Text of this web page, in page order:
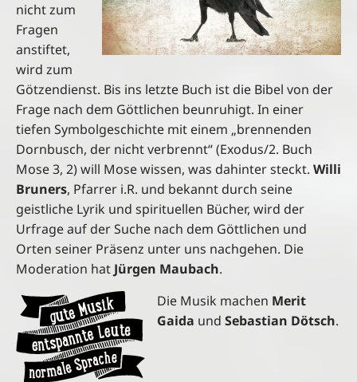
nicht zum
Fragen
anstiftet,
wird zum
Götzendienst. Bis ins letzte Buch ist die Bibel von der
Frage nach dem Göttlichen beunruhigt. In einer
tiefen Symbolgeschichte mit einem „brennenden
Dornbusch, der nicht verbrennt“ (Exodus/2. Buch
Mose 3, 2) will Mose wissen, was dahinter steckt. Willi
Bruners, Pfarrer i.R. und bekannt durch seine
geistliche Lyrik und spirituellen Bücher, wird der
Urfrage auf der Suche nach dem Göttlichen und
Orten seiner Präsenz unter uns nachgehen. Die
Moderation hat Jürgen Maubach.
Die Musik machen Merit
Gaida und Sebastian Dötsch.